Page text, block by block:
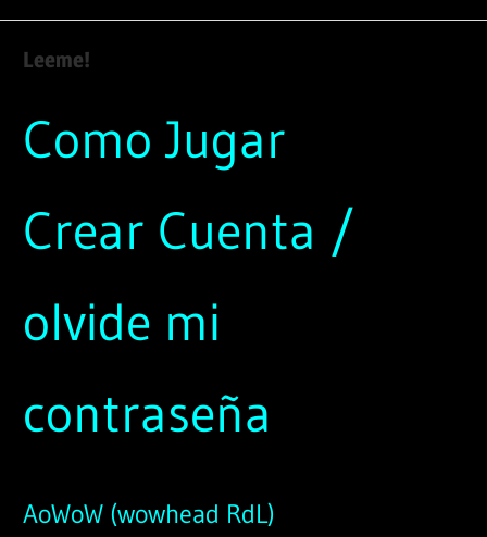
Leeme!
Como Jugar
Crear Cuenta /
olvide mi
contraseña
AoWoW (wowhead RdL)